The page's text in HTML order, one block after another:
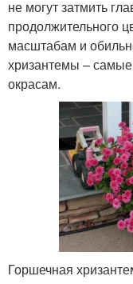
не могут затмить
продолжительного
масштабам и
хризантемы –
окрасам.
Горшечная